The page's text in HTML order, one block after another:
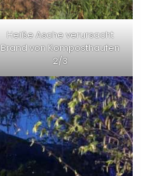
Heiße Asche verursacht
Brand von Komposthaufen
2/3